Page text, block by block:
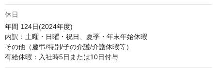
休日
年間 124日(2024年度)
内訳：土曜・日曜・祝日、夏季・年末年始休暇
その他（慶弔/特別/子の介護/介護休暇等）
有給休暇：入社時5日または10日付与